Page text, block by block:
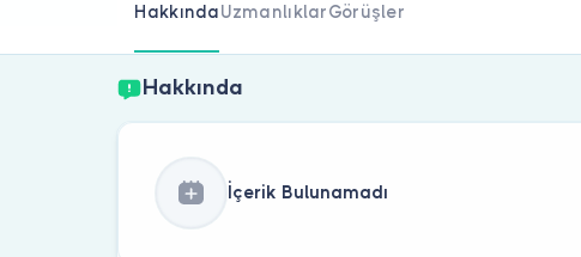
HakkındaUzmanlıklarGörüşler
Hakkında
İçerik Bulunamadı